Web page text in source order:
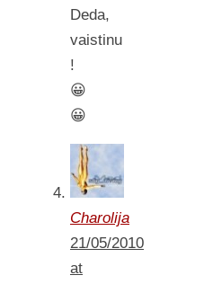
Deda,
vaistinu
!
😀
😀
Charolija
21/05/2010
at